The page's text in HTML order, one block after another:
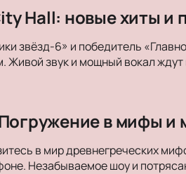
Hall: новые хиты и
звёзд-6» и победитель
Живой звук и мощный вокал ждут
в мифы и
в мир древнегреческих
Незабываемое шоу и